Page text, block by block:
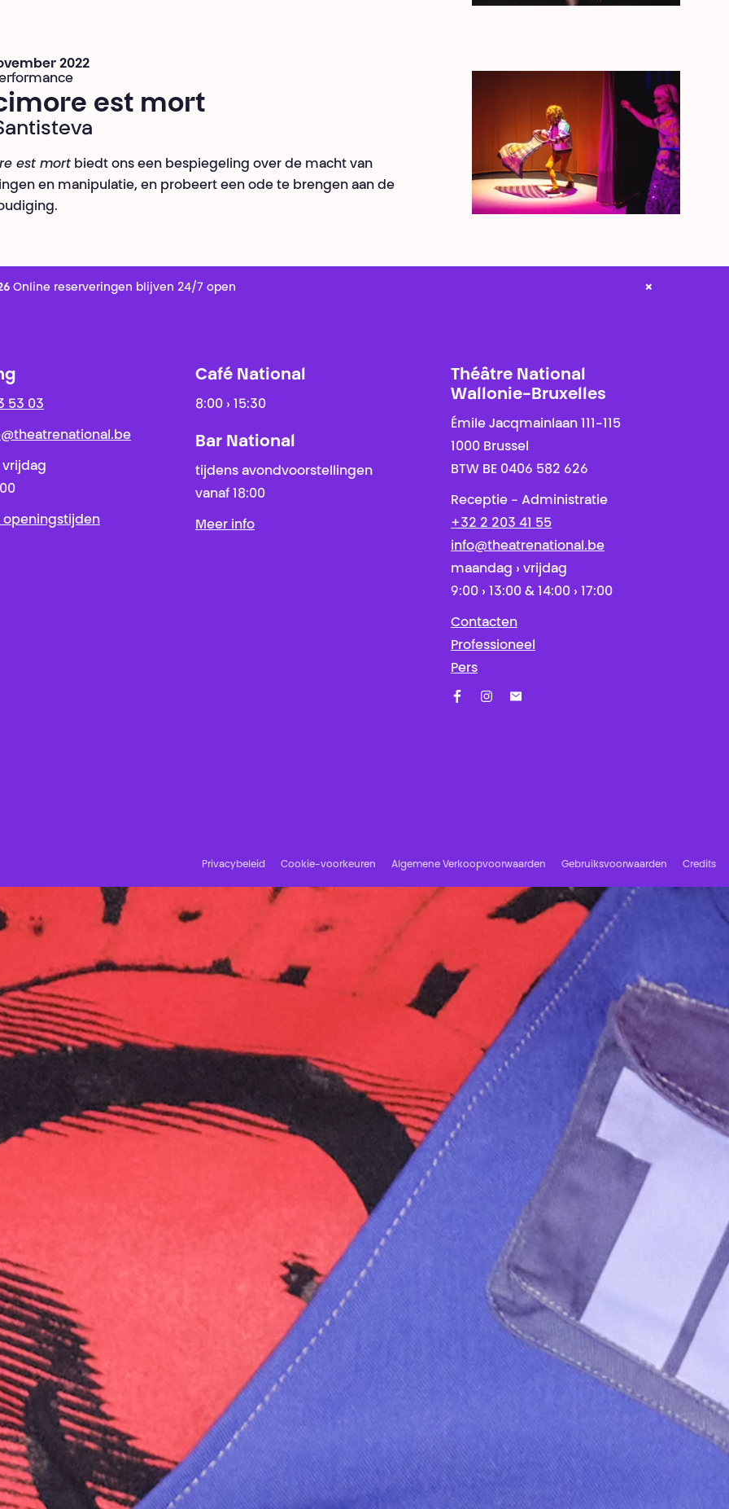
2022
est mort
est mort biedt ons een bespiegeling over de macht van
en manipulatie, en probeert een ode te brengen aan de
Online reserveringen blijven 24/7 open ×
53 03
vrijdag
openingstijden
Café National
8:00 › 15:30
Bar National
tijdens avondvoorstellingen
vanaf 18:00
Meer info
Théâtre National
Wallonie-Bruxelles
Émile Jacqmainlaan 111-115
1000 Brussel
BTW BE 0406 582 626
Receptie - Administratie
+32 2 203 41 55
info@theatrenational.be
maandag › vrijdag
9:00 › 13:00 & 14:00 › 17:00
Contacten
Professioneel
Pers
Privacybeleid Cookie-voorkeuren Algemene Verkoopvoorwaarden Gebruiksvoorwaarden Credits